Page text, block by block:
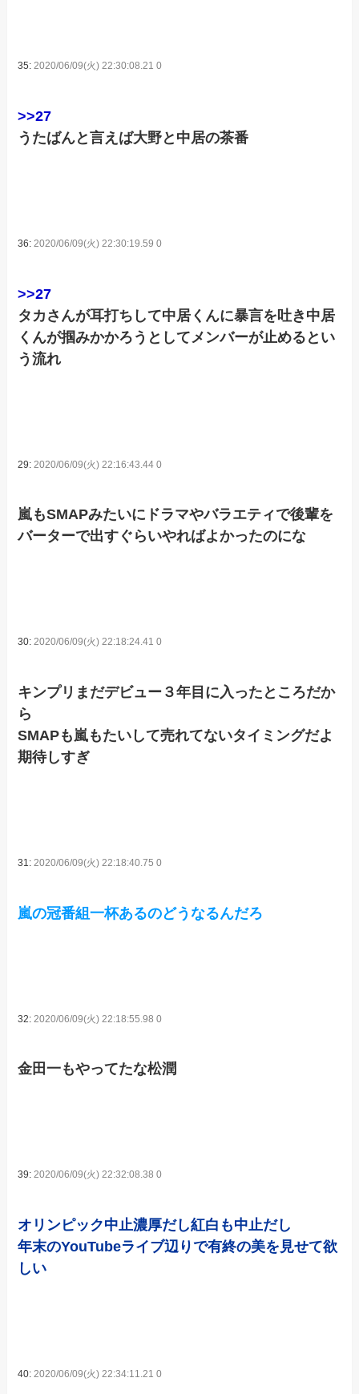
35:2020/06/09(火) 22:30:08.21 0
>>27
うたばんと言えば大野と中居の茶番
36:2020/06/09(火) 22:30:19.59 0
>>27
タカさんが耳打ちして中居くんに暴言を吐き中居
くんが掴みかかろうとしてメンバーが止めるとい
う流れ
29: 2020/06/09(火) 22:16:43.44 0
嵐もSMAPみたいにドラマやバラエティで後輩を
バーターで出すぐらいやればよかったのにな
30:2020/06/09(火) 22:18:24.41 0
キンプリまだデビュー３年目に入ったところだか
ら
SMAPも嵐もたいして売れてないタイミングだよ
期待しすぎ
31:2020/06/09(火) 22:18:40.75 0
嵐の冠番組一杯あるのどうなるんだろ
32: 2020/06/09(火) 22:18:55.98 0
金田一もやってたな松潤
39:2020/06/09(火) 22:32:08.38 0
オリンピック中止濃厚だし紅白も中止だし
年末のYouTubeライブ辺りで有終の美を見せて欲
しい
40:2020/06/09(火) 22:34:11.21 0